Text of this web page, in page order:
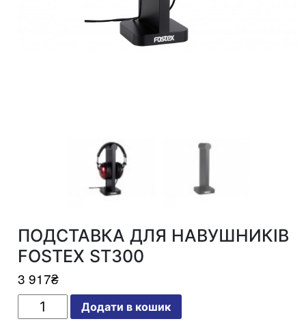
ПОДСТАВКА ДЛЯ НАВУШНИКІВ
FOSTEX ST300
3 917₴
НАВУШНИКІВ
Додати в кошик